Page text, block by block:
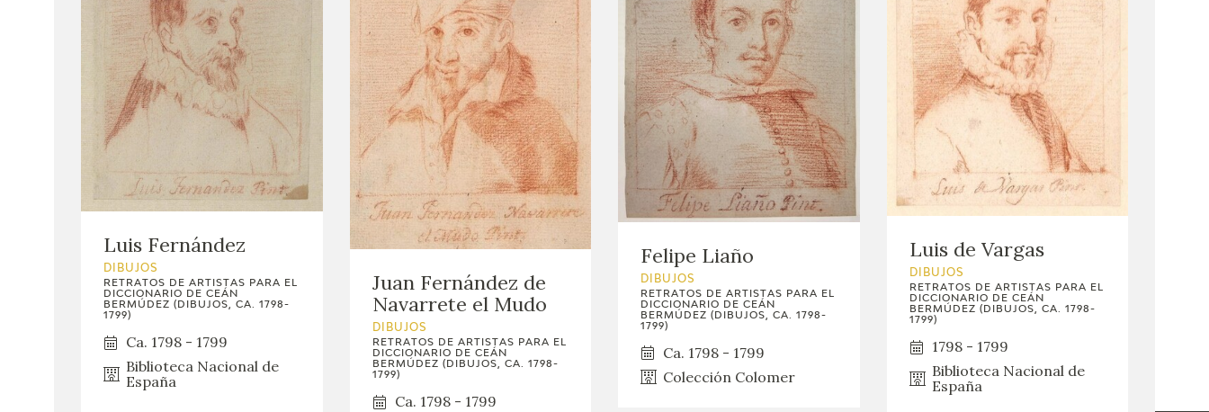
Luis Fernández
DIBUJOS
RETRATOS DE ARTISTAS PARA EL
DICCIONARIO DE CEÁN
BERMÚDEZ (DIBUJOS, CA. 1798-
1799)
Ca. 1798 - 1799
Biblioteca Nacional de
España
Juan Fernández de
Navarrete el Mudo
DIBUJOS
RETRATOS DE ARTISTAS PARA EL
DICCIONARIO DE CEÁN
BERMÚDEZ (DIBUJOS, CA. 1798-
1799)
Ca. 1798 - 1799
Felipe Liaño
DIBUJOS
RETRATOS DE ARTISTAS PARA EL
DICCIONARIO DE CEÁN
BERMÚDEZ (DIBUJOS, CA. 1798-
1799)
Ca. 1798 - 1799
Colección Colomer
Luis de Vargas
DIBUJOS
RETRATOS DE ARTISTAS PARA EL
DICCIONARIO DE CEÁN
BERMÚDEZ (DIBUJOS, CA. 1798-
1799)
1798 - 1799
Biblioteca Nacional de
España